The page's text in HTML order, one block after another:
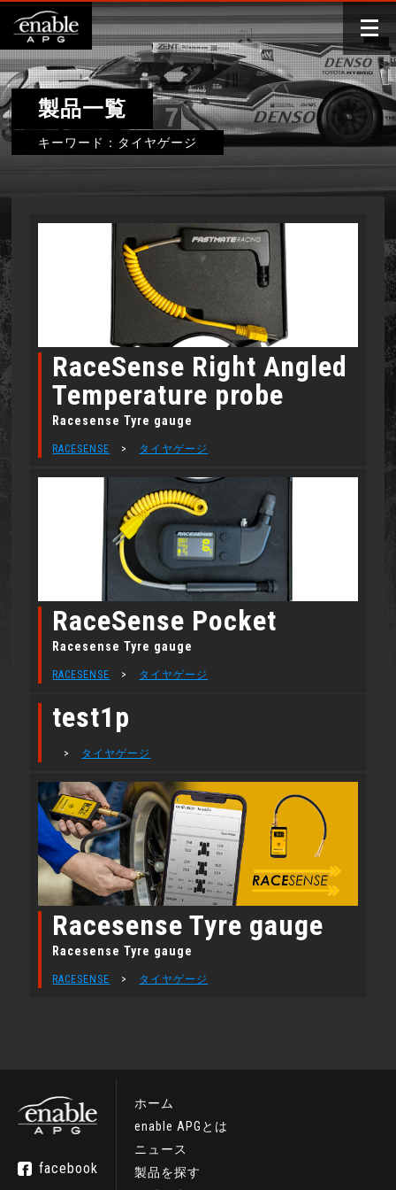
製品一覧
キーワード：タイヤゲージ
RaceSense Right Angled
Temperature probe
Racesense Tyre gauge
RACESENSE > タイヤゲージ
RaceSense Pocket
Racesense Tyre gauge
RACESENSE > タイヤゲージ
test1p
> タイヤゲージ
Racesense Tyre gauge
Racesense Tyre gauge
RACESENSE > タイヤゲージ
facebook
ホーム
enable APGとは
ニュース
製品を探す